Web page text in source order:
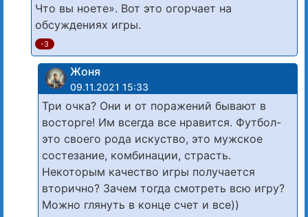
Что вы ноете». Вот это огорчает на
обсуждениях игры.
-3
Жоня
09.11.2021 15:33
Три очка? Они и от поражений бывают в
восторге! Им всегда все нравится. Футбол-
это своего рода искуство, это мужское
состезание, комбинации, страсть.
Некоторым качество игры получается
вторично? Зачем тогда смотреть всю игру?
Можно глянуть в конце счет и все))